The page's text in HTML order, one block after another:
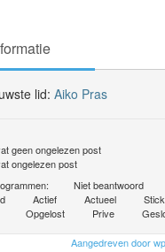
lid:Aiko Pras
geen ongelezen post
ongelezen post
Niet beantwoord
Actief Actueel
Opgelost Prive
Aangedreven door